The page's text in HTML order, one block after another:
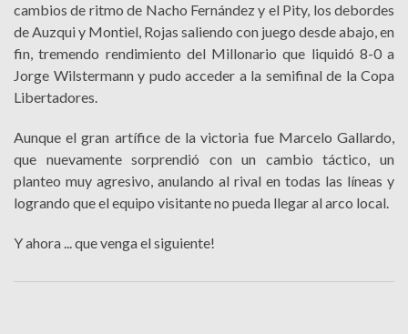
cambios de ritmo de Nacho Fernández y el Pity, los debordes
de Auzqui y Montiel, Rojas saliendo con juego desde abajo, en
fin, tremendo rendimiento del Millonario que liquidó 8-0 a
Jorge Wilstermann y pudo acceder a la semifinal de la Copa
Libertadores.
Aunque el gran artífice de la victoria fue Marcelo Gallardo,
que nuevamente sorprendió con un cambio táctico, un
planteo muy agresivo, anulando al rival en todas las líneas y
logrando que el equipo visitante no pueda llegar al arco local.
Y ahora ... que venga el siguiente!